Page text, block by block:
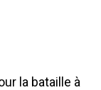
la bataille à